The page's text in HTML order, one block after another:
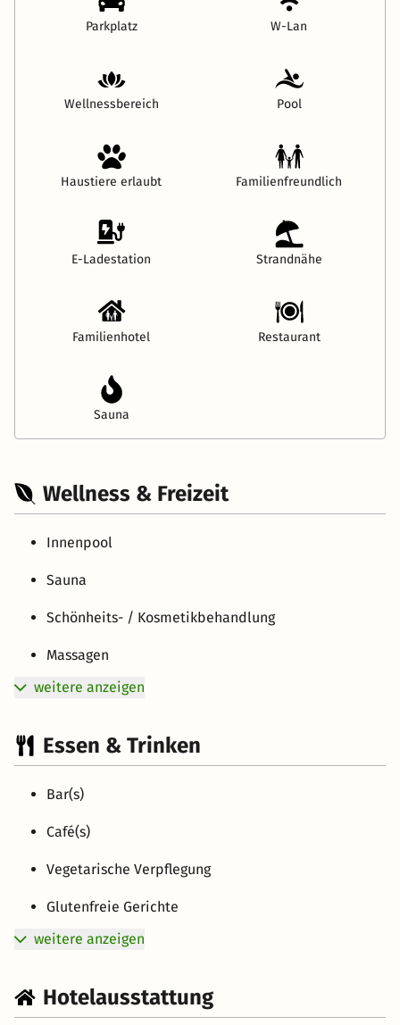
Parkplatz W-Lan
Wellnessbereich Pool
Haustiere erlaubt Familienfreundlich
E-Ladestation Strandnähe
Familienhotel Restaurant
Sauna
Wellness & Freizeit
Innenpool
Sauna
Schönheits- / Kosmetikbehandlung
Massagen
weitere anzeigen
Essen & Trinken
Bar(s)
Café(s)
Vegetarische Verpflegung
Glutenfreie Gerichte
weitere anzeigen
Hotelausstattung